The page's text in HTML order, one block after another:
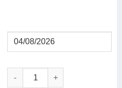
Tour Nhật Bản 4N3Đ: Mùa